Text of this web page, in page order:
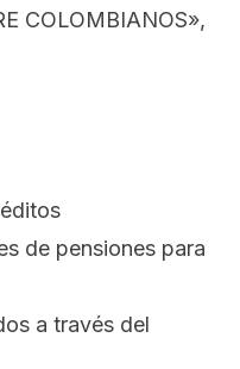
COLOMBIANOS»,
de pensiones para
a través del